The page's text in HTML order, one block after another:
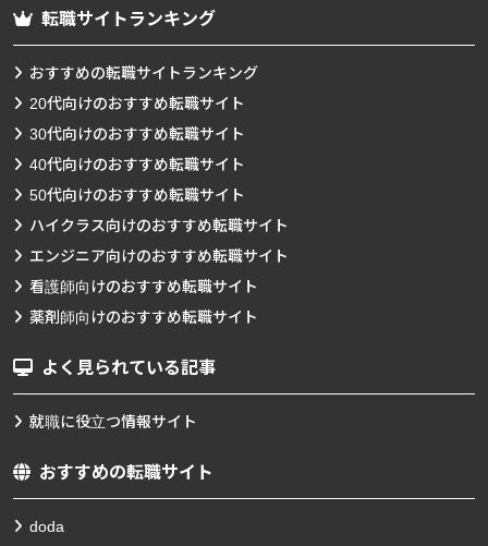
転職サイトランキング
おすすめの転職サイトランキング
20代向けのおすすめ転職サイト
30代向けのおすすめ転職サイト
40代向けのおすすめ転職サイト
50代向けのおすすめ転職サイト
ハイクラス向けのおすすめ転職サイト
エンジニア向けのおすすめ転職サイト
看護師向けのおすすめ転職サイト
薬剤師向けのおすすめ転職サイト
よく見られている記事
就職に役立つ情報サイト
おすすめの転職サイト
doda